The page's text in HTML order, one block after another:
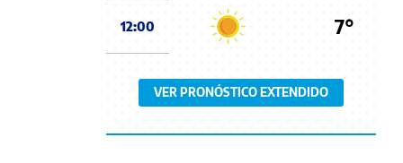
12:00 7°
VER PRONÓSTICO EXTENDIDO